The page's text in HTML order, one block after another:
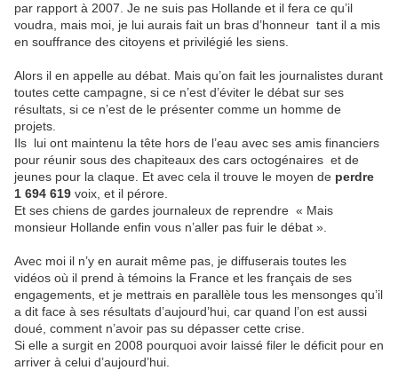
par rapport à 2007. Je ne suis pas Hollande et il fera ce qu’il
voudra, mais moi, je lui aurais fait un bras d’honneur tant il a mis
en souffrance des citoyens et privilégié les siens.
Alors il en appelle au débat. Mais qu’on fait les journalistes durant
toutes cette campagne, si ce n’est d’éviter le débat sur ses
résultats, si ce n’est de le présenter comme un homme de
projets.
Ils lui ont maintenu la tête hors de l’eau avec ses amis financiers
pour réunir sous des chapiteaux des cars octogénaires et de
jeunes pour la claque. Et avec cela il trouve le moyen de perdre
1 694 619 voix, et il pérore.
Et ses chiens de gardes journaleux de reprendre « Mais
monsieur Hollande enfin vous n’aller pas fuir le débat ».
Avec moi il n’y en aurait même pas, je diffuserais toutes les
vidéos où il prend à témoins la France et les français de ses
engagements, et je mettrais en parallèle tous les mensonges qu’il
a dit face à ses résultats d’aujourd’hui, car quand l’on est aussi
doué, comment n’avoir pas su dépasser cette crise.
Si elle a surgit en 2008 pourquoi avoir laissé filer le déficit pour en
arriver à celui d’aujourd’hui.